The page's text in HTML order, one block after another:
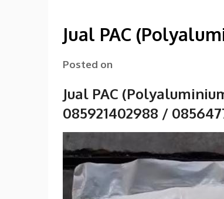
Jual PAC
Posted on
Jual PAC
085921402988 /